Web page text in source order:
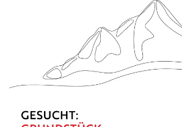
CONSULTING
BENEFITS